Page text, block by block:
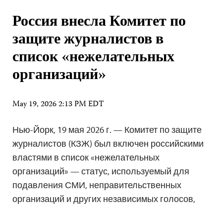
Россия внесла Комитет по
защите журналистов в
список «нежелательных
организаций»
May 19, 2026 2:13 PM EDT
Нью-Йорк, 19 мая 2026 г. — Комитет по защите
журналистов (КЗЖ) был включен российскими
властями в список «нежелательных
организаций» — статус, используемый для
подавления СМИ, неправительственных
организаций и других независимых голосов,